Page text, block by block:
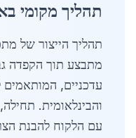
תהליך מקומי
תהליך הייצור של
מתבצע תוך הקפדה
עדכניים, המותאמים
והבינלאומית.
עם הלקוח להבנת